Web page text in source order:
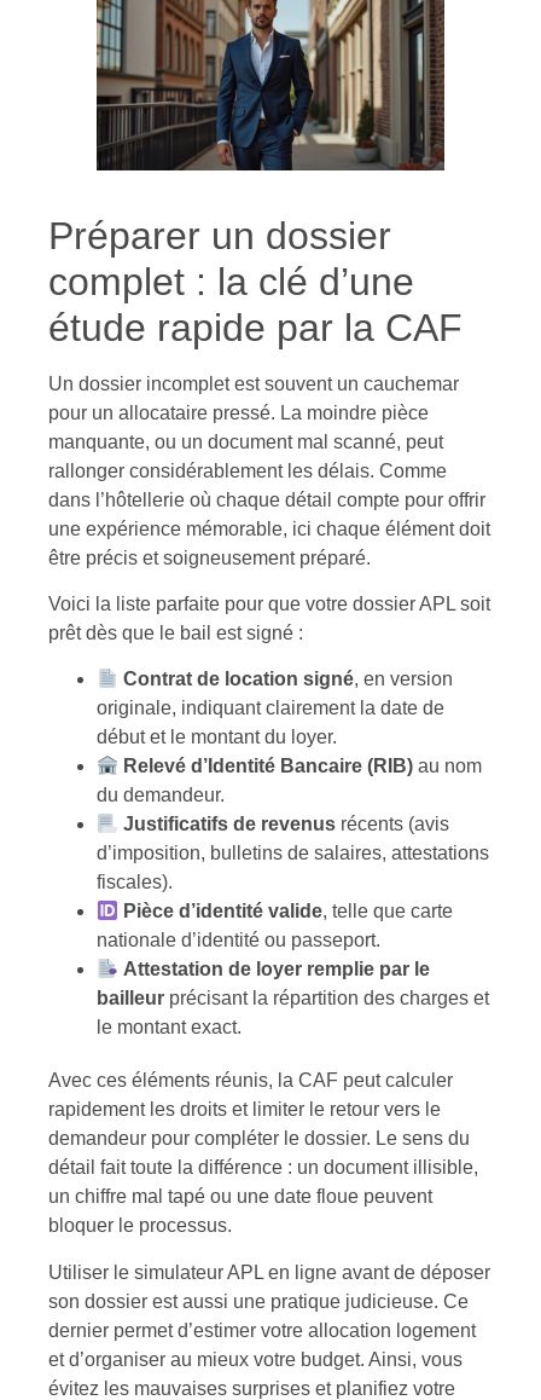
Préparer un dossier
complet : la clé d’une
étude rapide par la CAF
Un dossier incomplet est souvent un cauchemar
pour un allocataire pressé. La moindre pièce
manquante, ou un document mal scanné, peut
rallonger considérablement les délais. Comme
dans l’hôtellerie où chaque détail compte pour offrir
une expérience mémorable, ici chaque élément doit
être précis et soigneusement préparé.
Voici la liste parfaite pour que votre dossier APL soit
prêt dès que le bail est signé :
Contrat de location signé, en version
originale, indiquant clairement la date de
début et le montant du loyer.
Relevé d’Identité Bancaire (RIB) au nom
du demandeur.
Justificatifs de revenus récents (avis
d’imposition, bulletins de salaires, attestations
fiscales).
Pièce d’identité valide, telle que carte
nationale d’identité ou passeport.
Attestation de loyer remplie par le
bailleur précisant la répartition des charges et
le montant exact.
Avec ces éléments réunis, la CAF peut calculer
rapidement les droits et limiter le retour vers le
demandeur pour compléter le dossier. Le sens du
détail fait toute la différence : un document illisible,
un chiffre mal tapé ou une date floue peuvent
bloquer le processus.
Utiliser le simulateur APL en ligne avant de déposer
son dossier est aussi une pratique judicieuse. Ce
dernier permet d’estimer votre allocation logement
et d’organiser au mieux votre budget. Ainsi, vous
évitez les mauvaises surprises et planifiez votre